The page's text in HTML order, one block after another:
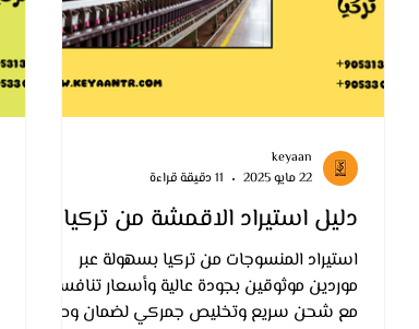
دليل استيراد الاقمشة من تركيا
استيراد المنسوجات من تركيا بسهولة عبر
موردين موثوقين بجودة عالية وأسعار تنافسية
مع شحن سريع وتخليص جمركي لضمان وصول
keyaan
22 مايو 2025
11 دقيقة قراءة